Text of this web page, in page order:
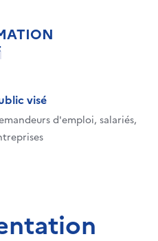
visé
d'emploi, salariés,